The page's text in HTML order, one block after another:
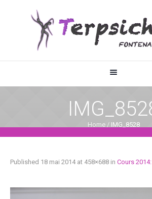
Home / IMG_8528
Published 18 mai 2014at 458×688 in Cours